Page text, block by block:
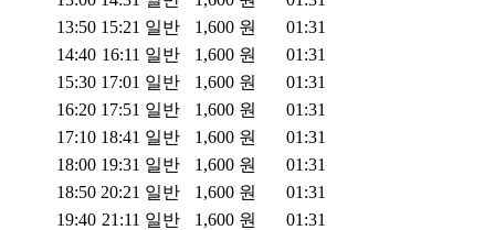
13:50 15:21 일반 1,600 원
01:31
14:40 16:11 일반 1,600 원
01:31
15:30 17:01 일반 1,600 원
01:31
16:20 17:51 일반 1,600 원
01:31
17:10 18:41 일반 1,600 원
01:31
18:00 19:31 일반 1,600 원
01:31
18:50 20:21 일반 1,600 원
01:31
19:40 21:11 일반 1,600 원
01:31